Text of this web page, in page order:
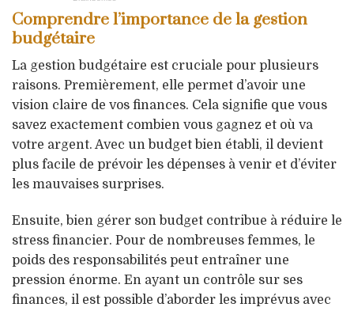
Comprendre l’importance de la gestion
budgétaire
La gestion budgétaire est cruciale pour plusieurs
raisons. Premièrement, elle permet d’avoir une
vision claire de vos finances. Cela signifie que vous
savez exactement combien vous gagnez et où va
votre argent. Avec un budget bien établi, il devient
plus facile de prévoir les dépenses à venir et d’éviter
les mauvaises surprises.
Ensuite, bien gérer son budget contribue à réduire le
stress financier. Pour de nombreuses femmes, le
poids des responsabilités peut entraîner une
pression énorme. En ayant un contrôle sur ses
finances, il est possible d’aborder les imprévus avec